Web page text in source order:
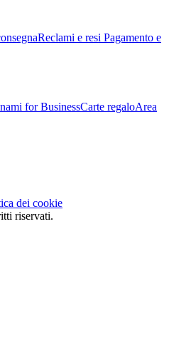
Reclami e resi Pagamento e
for BusinessCarte regaloArea
dei cookie
riservati.